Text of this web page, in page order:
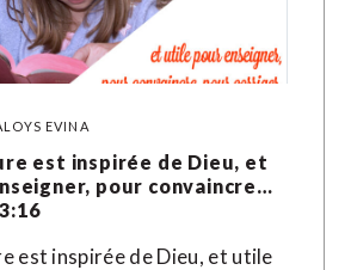
EVINA
est inspirée de Dieu, et
pour convaincre…
est inspirée de Dieu, et utile